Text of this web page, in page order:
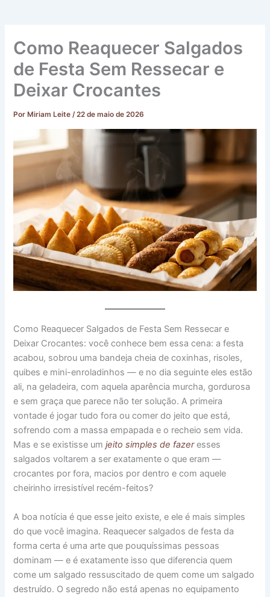
Como Reaquecer Salgados
de Festa Sem Ressecar e
Deixar Crocantes
Por Miriam Leite/22 de maio de 2026
Como Reaquecer Salgados de Festa Sem Ressecar e
Deixar Crocantes: você conhece bem essa cena: a festa
acabou, sobrou uma bandeja cheia de coxinhas, risoles,
quibes e mini-enroladinhos — e no dia seguinte eles estão
ali, na geladeira, com aquela aparência murcha, gordurosa
e sem graça que parece não ter solução. A primeira
vontade é jogar tudo fora ou comer do jeito que está,
sofrendo com a massa empapada e o recheio sem vida.
Mas e se existisse umjeito simples de fazer esses
salgados voltarem a ser exatamente o que eram —
crocantes por fora, macios por dentro e com aquele
cheirinho irresistível recém-feitos?
A boa notícia é que esse jeito existe, e ele é mais simples
do que você imagina. Reaquecer salgados de festa da
forma certa é uma arte que pouquíssimas pessoas
dominam — e é exatamente isso que diferencia quem
come um salgado ressuscitado de quem come um salgado
destruído. O segredo não está apenas no equipamento